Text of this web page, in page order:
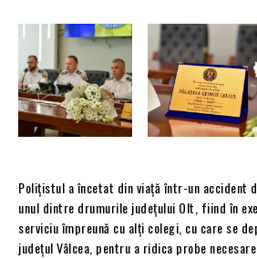
Polițistul a încetat din viață într-un accident
unul dintre drumurile județului Olt, fiind în
serviciu împreună cu alți colegi, cu care se
județul Vâlcea, pentru a ridica probe